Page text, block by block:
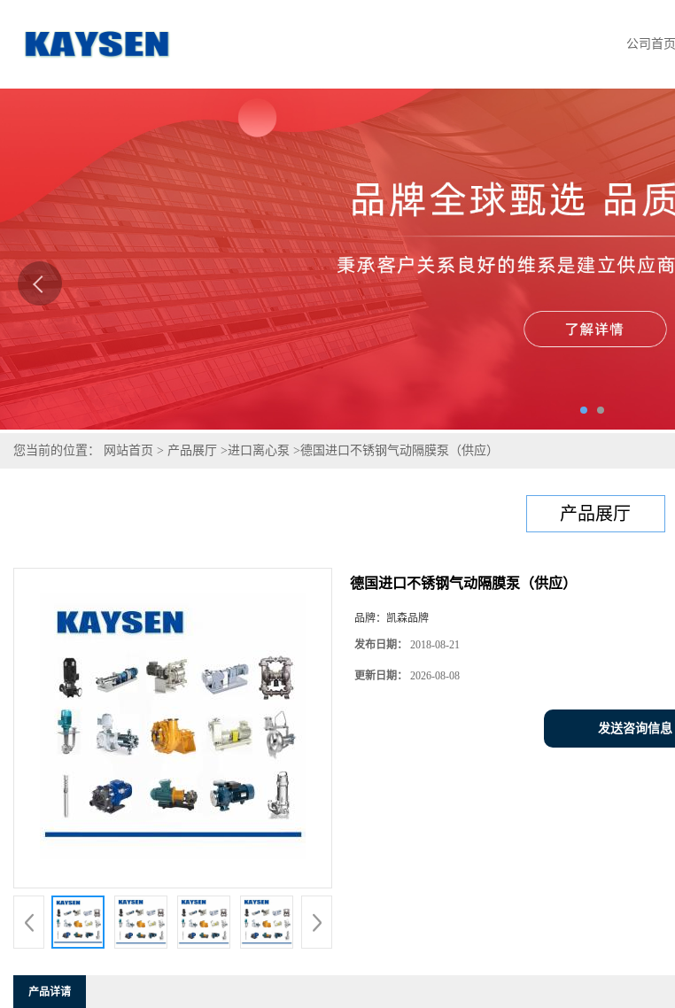
公司首页
您当前的位置： 网站首页 > 产品展厅 >进口离心泵 >德国进口不锈钢气动隔膜泵（供应）
产品展厅
德国进口不锈钢气动隔膜泵（供应）
品牌： 凯森品牌
发布日期： 2018-08-21
更新日期： 2026-08-08
发送咨询信息
产品详请